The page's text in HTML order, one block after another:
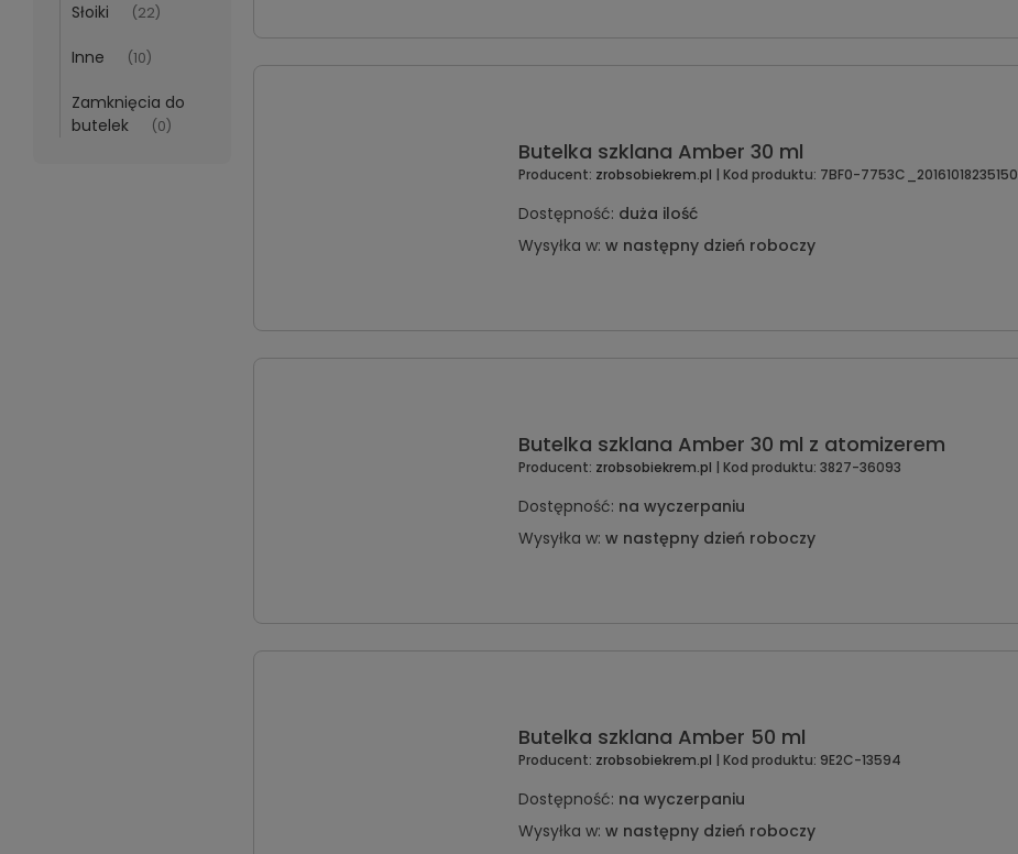
Słoiki (22)
Inne (10)
Zamknięcia do
butelek
(0)
Butelka szklana Amber 30 ml
Producent: zrobsobiekrem.pl | Kod produktu: 7BF0-7753C_20161018235150
Dostępność: duża ilość
Wysyłka w: w następny dzień roboczy
Butelka szklana Amber 30 ml z atomizerem
Producent: zrobsobiekrem.pl | Kod produktu: 3827-36093
Dostępność: na wyczerpaniu
Wysyłka w: w następny dzień roboczy
Butelka szklana Amber 50 ml
Producent: zrobsobiekrem.pl | Kod produktu: 9E2C-13594
Dostępność: na wyczerpaniu
Wysyłka w: w następny dzień roboczy